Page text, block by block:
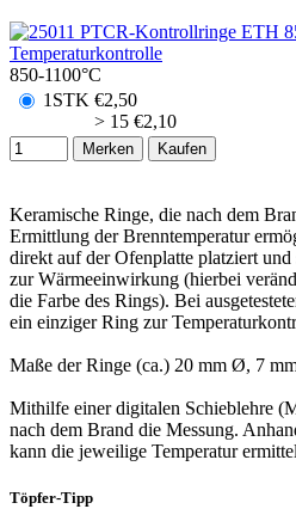
850-1100°C
1STK €2,50
> 15 €2,10
Merken Kaufen
Keramische Ringe, die nach dem
Ermittlung der Brenntemperatur
direkt auf der Ofenplatte platziert
zur Wärmeeinwirkung (hierbei
die Farbe des Rings). Bei
ein einziger Ring zur
Maße der Ringe (ca.) 20 mm Ø, 7
Mithilfe einer digitalen Schieblehre
nach dem Brand die Messung.
kann die jeweilige Temperatur
Töpfer-Tipp